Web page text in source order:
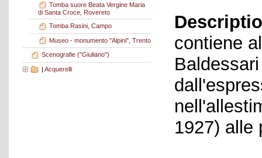
Tomba suore Beata Vergine Maria
di Santa Croce, Rovereto
Tomba Rasini, Campo
Museo - monumento "Alpini", Trento
Scenografie ("Giuliano")
| Acquerelli
contiene
1927) alle